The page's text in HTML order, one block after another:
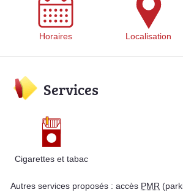
Horaires Localisation
Services
Cigarettes et tabac
Autres services proposés : accès PMR